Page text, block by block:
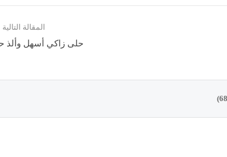
المقالة التالية
حلى زاكي أسهل وألذ